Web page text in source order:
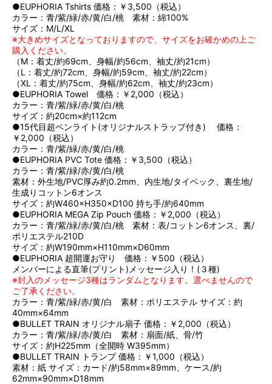
●EUPHORIA Tshirts 価格：￥3,500（税込）
カラー：青/紫/緑/赤/黄/白/桃 素材：綿100%
サイズ：M/L/XL
※大きめサイズとなっておりますので、サイズをお確かめの上ご
購入ください。
（M：着丈/約69cm、身幅/約56cm、袖丈/約21cm）
（L：着丈/約72cm、身幅/約59cm、袖丈/約22cm）
（XL：着丈/約75cm、身幅/約62cm、袖丈/約23cm）
●EUPHORIA Towel 価格：￥2,000（税込）
カラー：青/紫/緑/赤/黄/白/桃
サイズ：約20cm×約112cm
●15代目超ペンライト(オリジナルストラップ付き) 価格：
￥2,000（税込）
カラー：青/紫/緑/赤/黄/白/桃
●EUPHORIA PVC Tote 価格：￥3,500（税込）
カラー：青/紫/緑/赤/黄/白/桃
素材：外生地/PVC厚み約0.2mm、内生地/タイベック、裏生地/
生成りコットン6オンス
サイズ：約W460×H350×D100 持ち手/約640mm
●EUPHORIA MEGA Zip Pouch 価格：￥2,000（税込）
カラー：青/紫/緑/赤/黄/白/桃 素材：表/コットン6オンス、裏/
ポリエステル210D
サイズ：約W190mm×H110mm×D60mm
●EUPHORIA 超開運お守り 価格：￥500（税込）
メンバーによる直筆(プリント)メッセージ入り！(３種)
※封入のメッセージ3種はランダムとなります。選べませんので
ご了承ください。
カラー：青/紫/緑/赤/黄/白 素材：ポリエステル サイズ：約
40mm×64mm
●BULLET TRAIN オリジナル扇子 価格：￥2,000（税込）
カラー：青/紫/緑/赤/黄/白 素材：扇面/紙、骨/竹
サイズ：約H225mm（全開時 W395mm）
●BULLET TRAIN トランプ 価格：￥1,000（税込）
素材：紙 サイズ：カード/約58mm×89mm、ケース/約
62mm×90mm×D18mm